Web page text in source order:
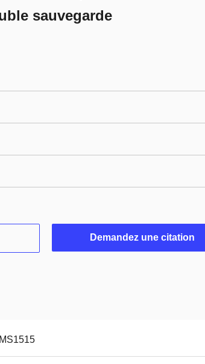
sauvegarde
Demandez une citation